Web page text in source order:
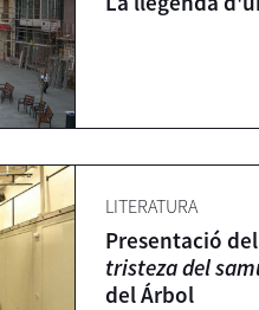
LITERATURA
Presentació
tristeza del
del Árbol